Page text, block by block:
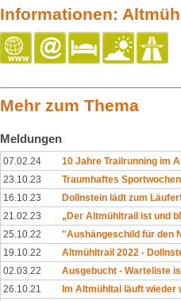
Informationen:
Mehr zum Thema
Meldungen
07.02.24
10 Jahre Trailrunning im
23.10.23
Traumhaftes
16.10.23
Dollnstein lädt zum
21.02.23
„Der Altmühltrail ist und
25.10.22
''Aushängeschild für den
19.10.22
Altmühltrail 2022 -
02.03.22
Ausgebucht - Warteliste
26.10.21
Im Altmühltal läuft wieder